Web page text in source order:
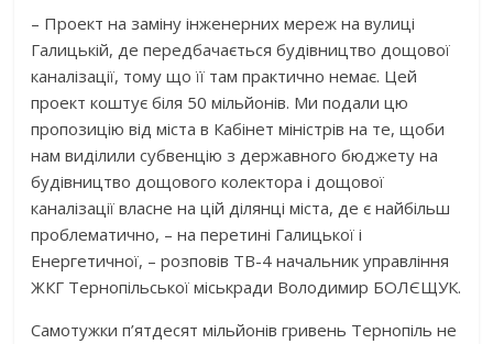
– Проект на заміну інженерних мереж на вулиці
Галицькій, де передбачається будівництво дощової
каналізації, тому що її там практично немає. Цей
проект коштує біля 50 мільйонів. Ми подали цю
пропозицію від міста в Кабінет міністрів на те, щоби
нам виділили субвенцію з державного бюджету на
будівництво дощового колектора і дощової
каналізації власне на цій ділянці міста, де є найбільш
проблематично, – на перетині Галицької і
Енергетичної, – розповів ТВ-4 начальник управління
ЖКГ Тернопільської міськради Володимир БОЛЄЩУК.
Самотужки п’ятдесят мільйонів гривень Тернопіль не